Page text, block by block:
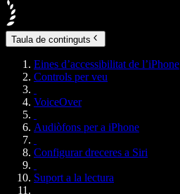
Taula de continguts
Eines d’accessibilitat de l’iPhone
Controls per veu
VoiceOver
Audiòfons per a iPhone
Configurar dreceres a Siri
Suport a la lectura